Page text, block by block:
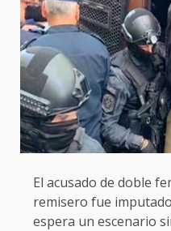
El acusado de doble
remisero fue
espera un escenario